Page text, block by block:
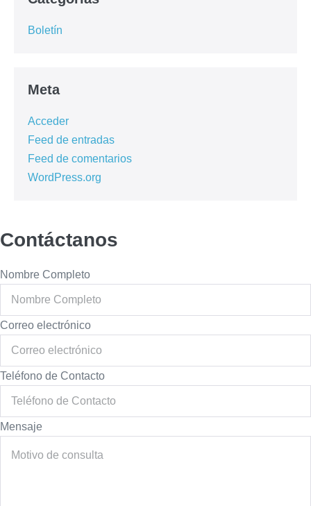
Boletín
Meta
Acceder
Feed de entradas
Feed de comentarios
WordPress.org
Contáctanos
Nombre Completo
Correo electrónico
Teléfono de Contacto
Mensaje